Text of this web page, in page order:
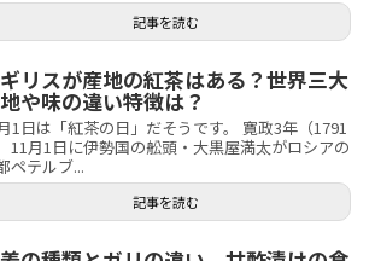
記事を読む
リスが産地の紅茶はある？世界三大
や味の違い特徴は？
1日は「紅茶の日」だそうです。 寛政3年（1791
11月1日に伊勢国の舩頭・大黒屋満太がロシアの
ペテルブ...
記事を読む